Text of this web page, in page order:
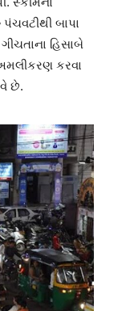
બાપા
હિસાબે
કરવા
છે.